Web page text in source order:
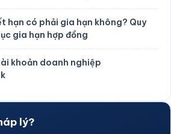
hạn có phải gia hạn không? Quy
gia hạn hợp đồng
khoản doanh nghiệp
lý?